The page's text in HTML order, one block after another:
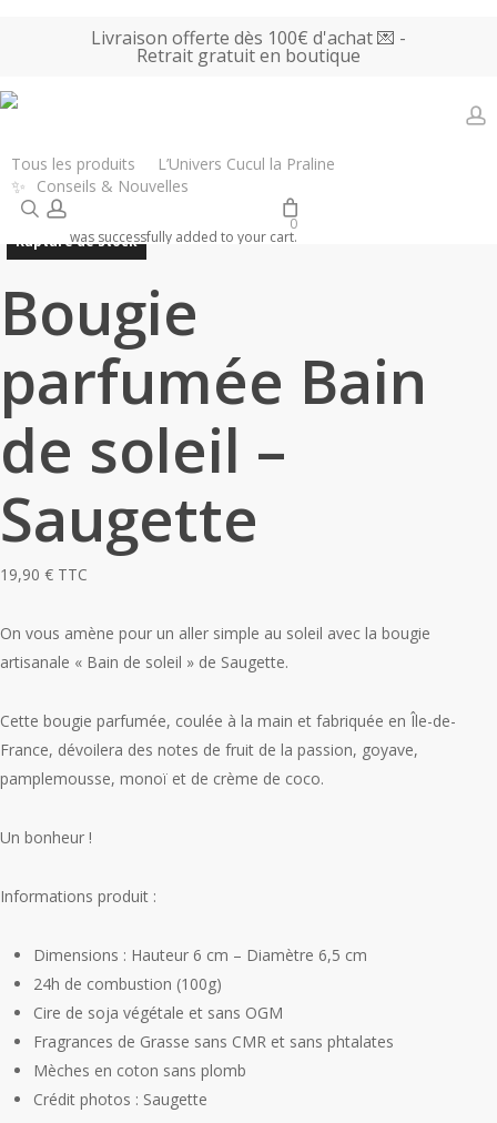
content
Livraison offerte dès 100€ d'achat 💌 -
Retrait gratuit en boutique
Tous les produits L’Univers Cucul la Praline
✨ Conseils & Nouvelles
searchaccount
0
was successfully added to your cart.
Accueil Tous les produits Bougies
Bougie parfumée Bain de
soleil – Saugette
Rupture de stock
Bougie
parfumée Bain
de soleil –
Saugette
19,90 € TTC
On vous amène pour un aller simple au soleil avec la bougie
artisanale « Bain de soleil » de Saugette.
Cette bougie parfumée, coulée à la main et fabriquée en Île-de-
France, dévoilera des notes de fruit de la passion, goyave,
pamplemousse, monoï et de crème de coco.
Un bonheur !
Informations produit :
Dimensions : Hauteur 6 cm – Diamètre 6,5 cm
24h de combustion (100g)
Cire de soja végétale et sans OGM
Fragrances de Grasse sans CMR et sans phtalates
Mèches en coton sans plomb
Crédit photos : Saugette